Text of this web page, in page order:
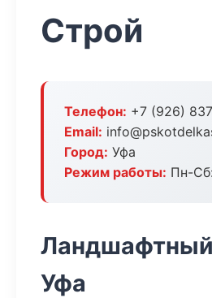
Строй
Телефон: +7 (926)
Email:
Город: Уфа
Режим работы: Пн-
Ландшафтный
Уфа